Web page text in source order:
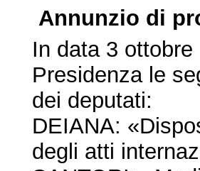
Annunzio di
In data 3
Presidenza le
dei deputati:
DEIANA:
degli atti